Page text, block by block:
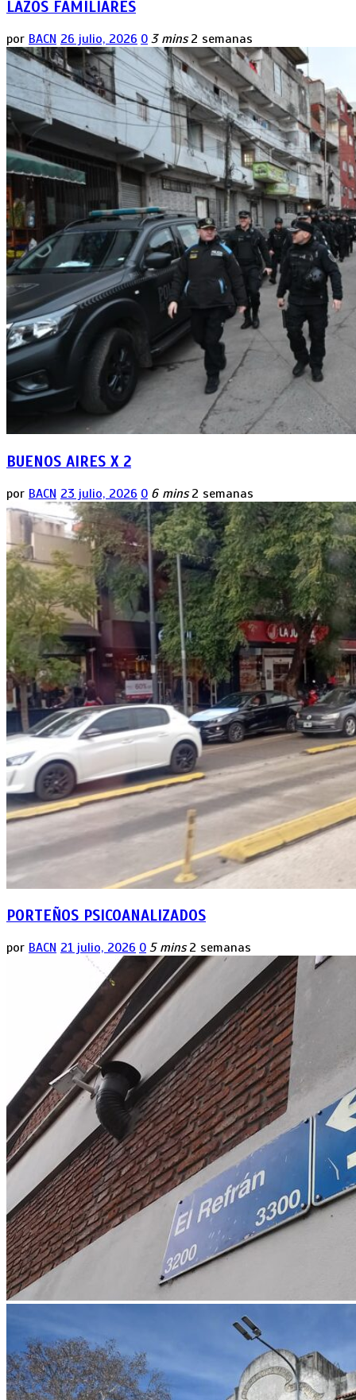
LAZOS FAMILIARES
por BACN 26 julio, 2026 0 3 mins 2 semanas
BUENOS AIRES X 2
por BACN 23 julio, 2026 0 6 mins 2 semanas
PORTEÑOS PSICOANALIZADOS
por BACN 21 julio, 2026 0 5 mins 2 semanas